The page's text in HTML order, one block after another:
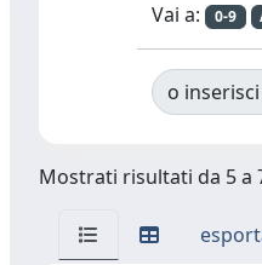
Vai a: 0-9
o
Mostrati risultati da 5 a